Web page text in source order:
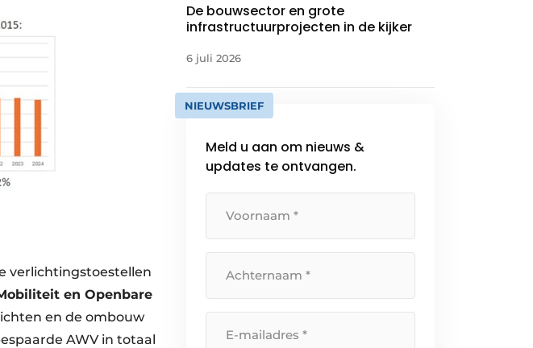
verlichtingstoestellen
en Openbare
en de ombouw
AWV in totaal
De bouwsector en grote
infrastructuurprojecten in de kijker
6 juli 2026
NIEUWSBRIEF
Meld u aan om nieuws &
updates te ontvangen.